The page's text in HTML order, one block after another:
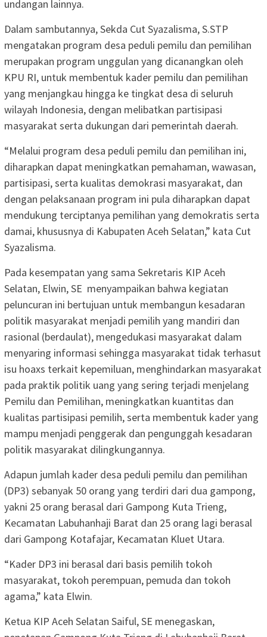
undangan lainnya.
Dalam sambutannya, Sekda Cut Syazalisma, S.STP
mengatakan program desa peduli pemilu dan pemilihan
merupakan program unggulan yang dicanangkan oleh
KPU RI, untuk membentuk kader pemilu dan pemilihan
yang menjangkau hingga ke tingkat desa di seluruh
wilayah Indonesia, dengan melibatkan partisipasi
masyarakat serta dukungan dari pemerintah daerah.
“Melalui program desa peduli pemilu dan pemilihan ini,
diharapkan dapat meningkatkan pemahaman, wawasan,
partisipasi, serta kualitas demokrasi masyarakat, dan
dengan pelaksanaan program ini pula diharapkan dapat
mendukung terciptanya pemilihan yang demokratis serta
damai, khususnya di Kabupaten Aceh Selatan,” kata Cut
Syazalisma.
Pada kesempatan yang sama Sekretaris KIP Aceh
Selatan, Elwin, SE menyampaikan bahwa kegiatan
peluncuran ini bertujuan untuk membangun kesadaran
politik masyarakat menjadi pemilih yang mandiri dan
rasional (berdaulat), mengedukasi masyarakat dalam
menyaring informasi sehingga masyarakat tidak terhasut
isu hoaxs terkait kepemiluan, menghindarkan masyarakat
pada praktik politik uang yang sering terjadi menjelang
Pemilu dan Pemilihan, meningkatkan kuantitas dan
kualitas partisipasi pemilih, serta membentuk kader yang
mampu menjadi penggerak dan pengunggah kesadaran
politik masyarakat dilingkungannya.
Adapun jumlah kader desa peduli pemilu dan pemilihan
(DP3) sebanyak 50 orang yang terdiri dari dua gampong,
yakni 25 orang berasal dari Gampong Kuta Trieng,
Kecamatan Labuhanhaji Barat dan 25 orang lagi berasal
dari Gampong Kotafajar, Kecamatan Kluet Utara.
“Kader DP3 ini berasal dari basis pemilih tokoh
masyarakat, tokoh perempuan, pemuda dan tokoh
agama,” kata Elwin.
Ketua KIP Aceh Selatan Saiful, SE menegaskan,